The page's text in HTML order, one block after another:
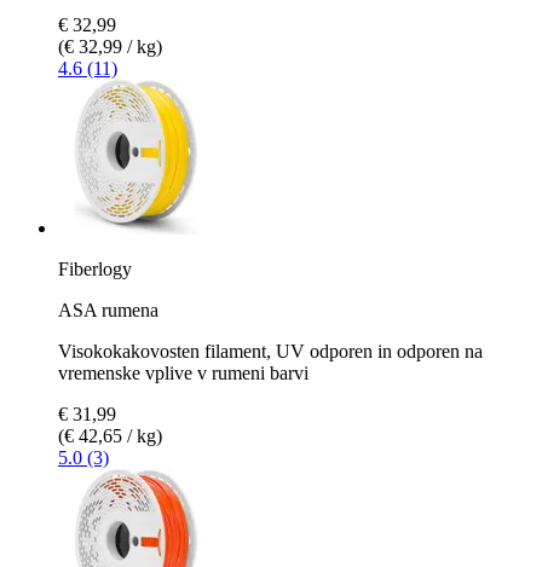
€ 32,99
(€ 32,99 / kg)
4.6 (11)
Fiberlogy
ASA rumena
Visokokakovosten filament, UV odporen in odporen na
vremenske vplive v rumeni barvi
€ 31,99
(€ 42,65 / kg)
5.0 (3)